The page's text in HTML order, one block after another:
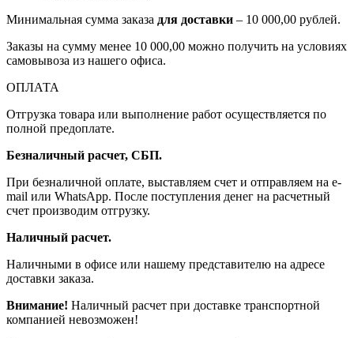
Минимальная сумма заказа для доставки – 10 000,00 рублей.
Заказы на сумму менее 10 000,00 можно получить на условиях
самовывоза из нашего офиса.
ОПЛАТА
Отгрузка товара или выполнение работ осуществляется по
полной предоплате.
Безналичный расчет, СБП.
При безналичной оплате, выставляем счет и отправляем на e-
mail или WhatsApp. После поступления денег на расчетный
счет производим отгрузку.
Наличный расчет.
Наличными в офисе или нашему представителю на адресе
доставки заказа.
Внимание! Наличный расчет при доставке транспортной
компанией невозможен!